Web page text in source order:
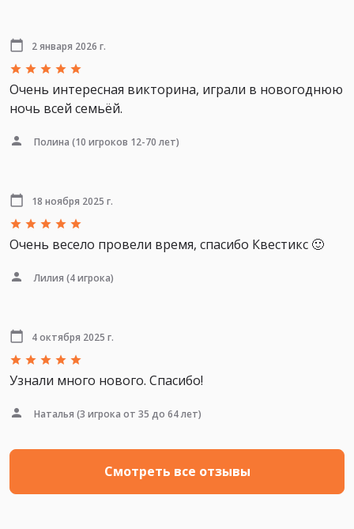
2 января 2026 г.
Очень интересная викторина, играли в новогоднюю
ночь всей семьёй.
Полина (10 игроков 12-70 лет)
18 ноября 2025 г.
Очень весело провели время, спасибо Квестикс 🙂
Лилия (4 игрока)
4 октября 2025 г.
Узнали много нового. Спасибо!
Наталья (3 игрока от 35 до 64 лет)
Смотреть все отзывы